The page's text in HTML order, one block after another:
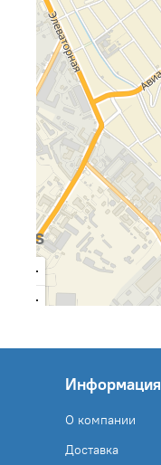
Информация
О компании
Доставка